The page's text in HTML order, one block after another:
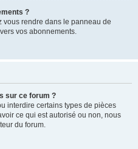
?
vous rendre dans le panneau de
vos abonnements.
sur ce forum ?
interdire certains types de pièces
ce qui est autorisé ou non, nous
du forum.